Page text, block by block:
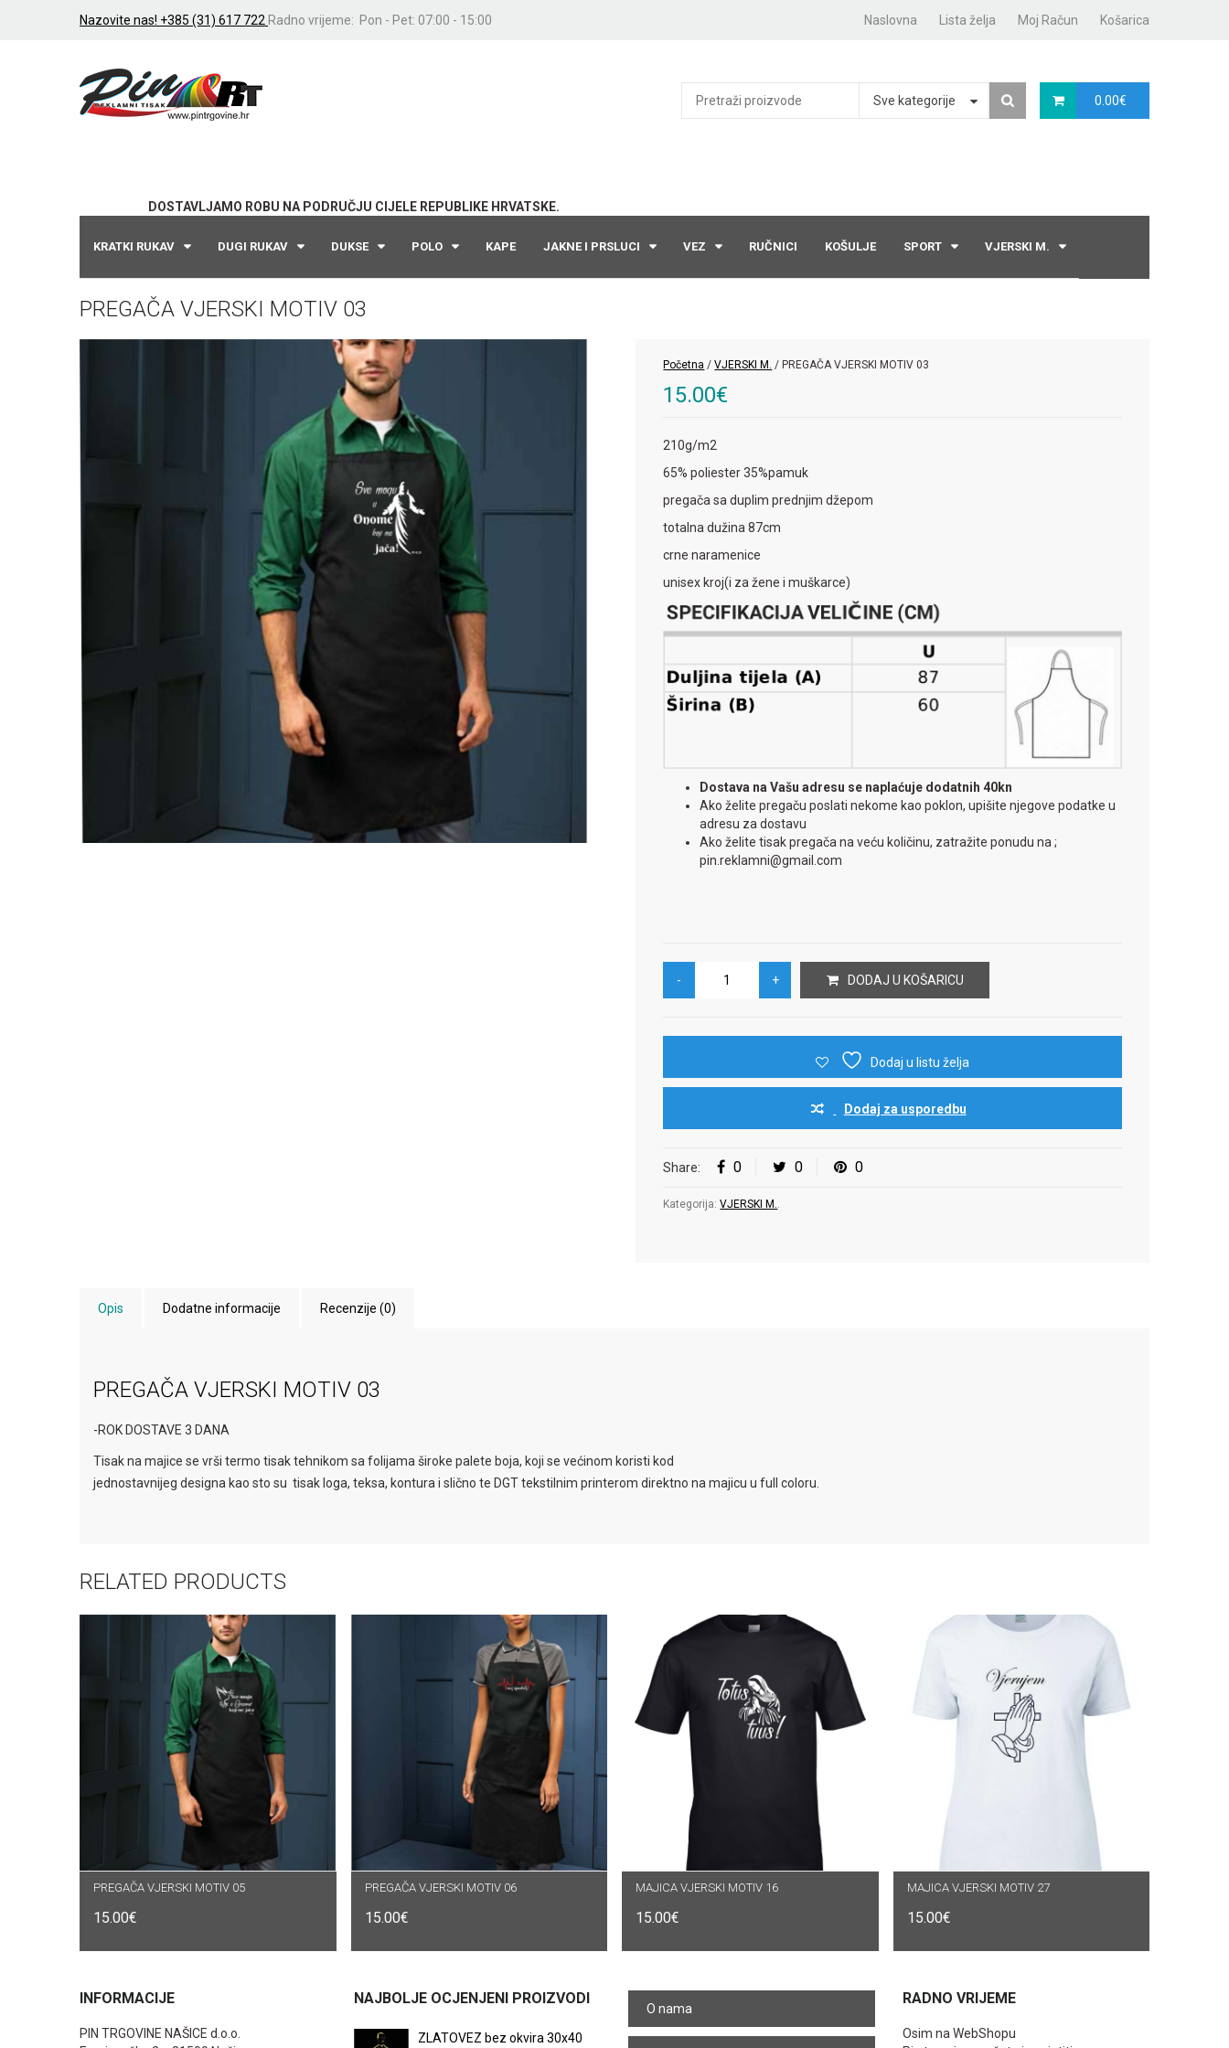
Nazovite nas! +385 (31) 617 722 Radno vrijeme: Pon - Pet: 07:00 - 15:00 Naslovna Lista želja Moj Račun Košarica
DOSTAVLJAMO ROBU NA PODRUČJU CIJELE REPUBLIKE HRVATSKE.
0.00€
Sve kategorije
KRATKI RUKAV DUGI RUKAV DUKSE POLO KAPE JAKNE I PRSLUCI VEZ RUČNICI KOŠULJE SPORT VJERSKI M.
PREGAČA VJERSKI MOTIV 03
Početna /VJERSKI M. / PREGAČA VJERSKI MOTIV 03
15.00€
210g/m2
65% poliester 35%pamuk
pregača sa duplim prednjim džepom
totalna dužina 87cm
crne naramenice
unisex kroj(i za žene i muškarce)
Dostava na Vašu adresu se naplaćuje dodatnih 40kn
Ako želite pregaču poslati nekome kao poklon, upišite njegove podatke u
adresu za dostavu
Ako želite tisak pregača na veću količinu, zatražite ponudu na ;
pin.reklamni@gmail.com
DODAJ U KOŠARICU
Dodaj u listu želja
Dodaj za usporedbu
Share: 0 0 0
Kategorija:VJERSKI M.
Opis Dodatne informacije Recenzije (0)
PREGAČA VJERSKI MOTIV 03
-ROK DOSTAVE 3 DANA
Tisak na majice se vrši termo tisak tehnikom sa folijama široke palete boja, koji se većinom koristi kod
jednostavnijeg designa kao sto su tisak loga, teksa, kontura i slično te DGT tekstilnim printerom direktno na majicu u full coloru.
RELATED PRODUCTS
PREGAČA VJERSKI MOTIV 05
15.00€
DODAJ U KOŠARICU PREGAČA VJERSKI MOTIV 06
15.00€
DODAJ U KOŠARICU MAJICA VJERSKI MOTIV 16
15.00€
ODABERI OPCIJE MAJICA VJERSKI MOTIV 27
15.00€
ODABERI OPCIJE
INFORMACIJE
PIN TRGOVINE NAŠICE d.o.o.
NAJBOLJE OCJENJENI PROIZVODI
ZLATOVEZ bez okvira 30x40
O nama
RADNO VRIJEME
Osim na WebShopu